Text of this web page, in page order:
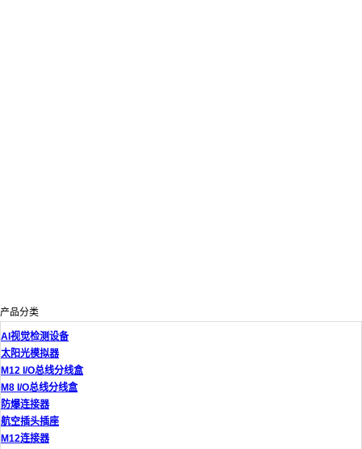
产品分类
AI视觉检测设备
太阳光模拟器
M12 I/O总线分线盒
M8 I/O总线分线盒
防爆连接器
航空插头插座
M12连接器